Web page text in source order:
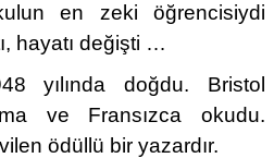
en zeki öğrencisiydi
hayatı değişti …
yılında doğdu. Bristol
ve Fransızca okudu.
ödüllü bir yazardır.